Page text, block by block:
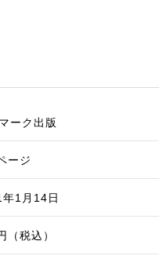
ーク出版
ージ
1月14日
（税込）